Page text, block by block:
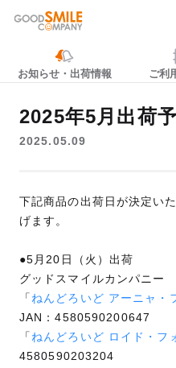
お知らせ・出荷情報 ご利
2025年5月出荷
2025.05.09
下記商品の出荷日が決定い
げます。
●5月20日（火）出荷
グッドスマイルカンパニー
「 ねんどろいど アーニャ・
JAN：4580590200647
「 ねんどろいど ロイド・フ
4580590203204